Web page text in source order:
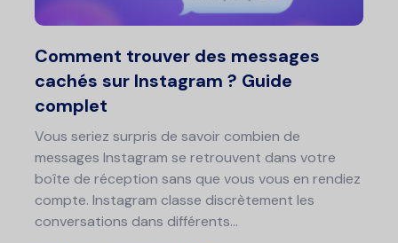
Comment trouver des messages
cachés sur Instagram ? Guide
complet
Vous seriez surpris de savoir combien de
messages Instagram se retrouvent dans votre
boîte de réception sans que vous vous en rendiez
compte. Instagram classe discrètement les
conversations dans différents...